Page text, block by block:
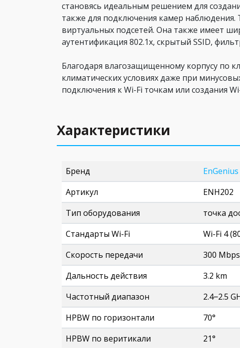
становясь идеальным решением для
также для подключения камер наблюдения.
виртуальных подсетей. Она также имеет
аутентификация 802.1x, скрытый SSID,
Благодаря влагозащищенному корпусу по
климатических условиях даже при
подключения к Wi-Fi точкам или создания
Характеристики
Бренд
EnGenius
Артикул
ENH202
Тип оборудования
точка
Стандарты Wi-Fi
Wi-Fi 4
Скорость передачи
300 Mbps
Дальность действия
3.2 km
Частотный диапазон
2.4‒2.5
HPBW по горизонтали
70°
HPBW по веритикали
21°